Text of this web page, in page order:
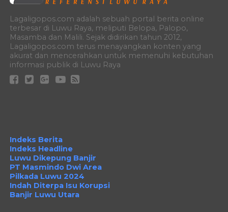
Lagaligopos.com adalah sebuah portal berita online
terbesar di Luwu Raya, meliputi Belopa, Palopo,
Masamba dan Malili. Sejak didirikan tahun 2012,
Lagaligopos.com terus menayangkan konten yang
akurat dan mencerahkan untuk memenuhi kebutuhan
informasi publik di Luwu Raya
Indeks Berita
Indeks Headline
Luwu Dikepung Banjir
PT Masmindo Dwi Area
Pilkada Luwu 2024
Indah Diterpa Isu Korupsi
Banjir Luwu Utara